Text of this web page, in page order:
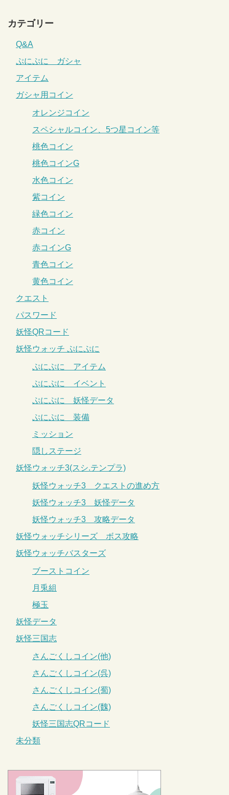
カテゴリー
Q&A
ぷにぷに ガシャ
アイテム
ガシャ用コイン
オレンジコイン
スペシャルコイン、5つ星コイン等
桃色コイン
桃色コインG
水色コイン
紫コイン
緑色コイン
赤コイン
赤コインG
青色コイン
黄色コイン
クエスト
パスワード
妖怪QRコード
妖怪ウォッチ ぷにぷに
ぷにぷに アイテム
ぷにぷに イベント
ぷにぷに 妖怪データ
ぷにぷに 装備
ミッション
隠しステージ
妖怪ウォッチ3(スシ.テンプラ)
妖怪ウォッチ3 クエストの進め方
妖怪ウォッチ3 妖怪データ
妖怪ウォッチ3 攻略データ
妖怪ウォッチシリーズ ボス攻略
妖怪ウォッチバスターズ
ブーストコイン
月兎組
極玉
妖怪データ
妖怪三国志
さんごくしコイン(他)
さんごくしコイン(呉)
さんごくしコイン(蜀)
さんごくしコイン(魏)
妖怪三国志QRコード
未分類